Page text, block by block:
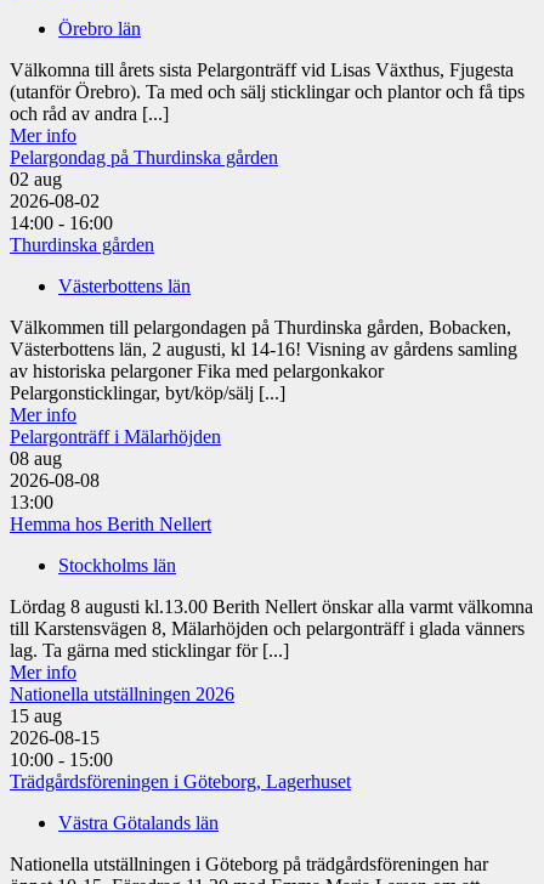
Örebro län
Välkomna till årets sista Pelargonträff vid Lisas Växthus, Fjugesta
(utanför Örebro). Ta med och sälj sticklingar och plantor och få tips
och råd av andra [...]
Mer info
Pelargondag på Thurdinska gården
02 aug
2026-08-02
14:00 - 16:00
Thurdinska gården
Västerbottens län
Välkommen till pelargondagen på Thurdinska gården, Bobacken,
Västerbottens län, 2 augusti, kl 14-16! Visning av gårdens samling
av historiska pelargoner Fika med pelargonkakor
Pelargonsticklingar, byt/köp/sälj [...]
Mer info
Pelargonträff i Mälarhöjden
08 aug
2026-08-08
13:00
Hemma hos Berith Nellert
Stockholms län
Lördag 8 augusti kl.13.00 Berith Nellert önskar alla varmt välkomna
till Karstensvägen 8, Mälarhöjden och pelargonträff i glada vänners
lag. Ta gärna med sticklingar för [...]
Mer info
Nationella utställningen 2026
15 aug
2026-08-15
10:00 - 15:00
Trädgårdsföreningen i Göteborg, Lagerhuset
Västra Götalands län
Nationella utställningen i Göteborg på trädgårdsföreningen har